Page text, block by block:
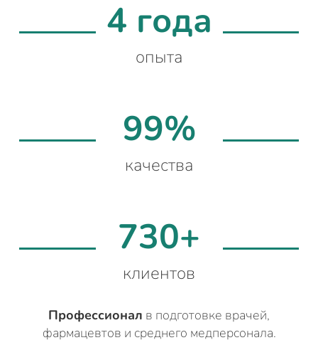
4 года
опыта
99%
качества
730+
клиентов
Профессионал в подготовке врачей,
фармацевтов и среднего медперсонала.